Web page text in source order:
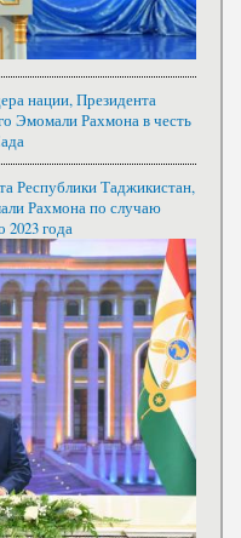
нации, Президента
Эмомали Рахмона в честь
Республики Таджикистан,
Рахмона по случаю
2023 года